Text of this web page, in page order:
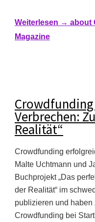
Weiterlesen → about
Magazine
Crowdfunding
Verbrechen:
Realität“
Crowdfunding
Malte Uchtmann und
Buchprojekt „Das
der Realität“ im
publizieren und
Crowdfunding bei